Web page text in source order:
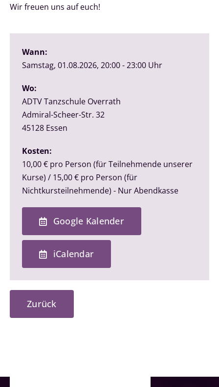
Wir freuen uns auf euch!
Wann:
Samstag, 01.08.2026, 20:00 - 23:00 Uhr
Wo:
ADTV Tanzschule Overrath
Admiral-Scheer-Str. 32
45128 Essen
Kosten:
10,00 € pro Person (für Teilnehmende unserer
Kurse) / 15,00 € pro Person (für
Nichtkursteilnehmende) - Nur Abendkasse
Google Kalender
iCalendar
Zurück